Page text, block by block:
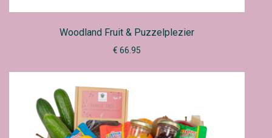
Woodland Fruit & Puzzelplezier
€ 66.95